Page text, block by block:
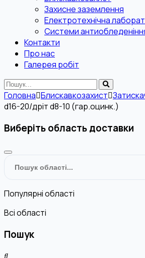
Захисне заземлення
Електротехнічна
Системи
Контакти
Про нас
Галерея робіт
Головна Блискавкозахист
d16-20/дріт d8-10 (гар.оцинк.)
Виберіть область доставки
Популярні області
Всі області
Пошук